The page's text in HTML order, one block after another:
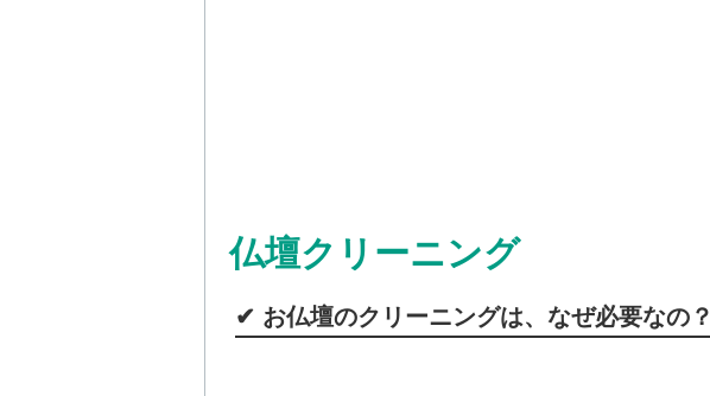
仏壇クリーニング
✔︎ お仏壇のクリーニングは、なぜ必要なの？